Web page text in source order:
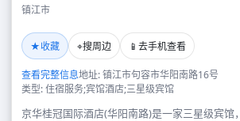
镇江市
★收藏 ⌖搜周边 📱 去手机查看
查看完整信息地址: 镇江市句容市华阳南路16号
类型: 住宿服务;宾馆酒店;三星级宾馆
京华桂冠国际酒店(华阳南路)是一家三星级宾馆
京